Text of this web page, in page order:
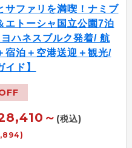
サファリを満喫！ナミブ
エトーシャ国立公園7泊
ハネスブルク発着/ 航
宿泊＋空港送迎＋観光/
イド】
～ (税込)